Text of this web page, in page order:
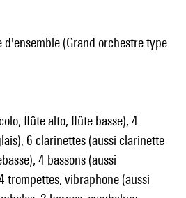
(Grand orchestre type
flûte alto, flûte basse), 4
6 clarinettes (aussi clarinette
4 bassons (aussi
trompettes, vibraphone (aussi